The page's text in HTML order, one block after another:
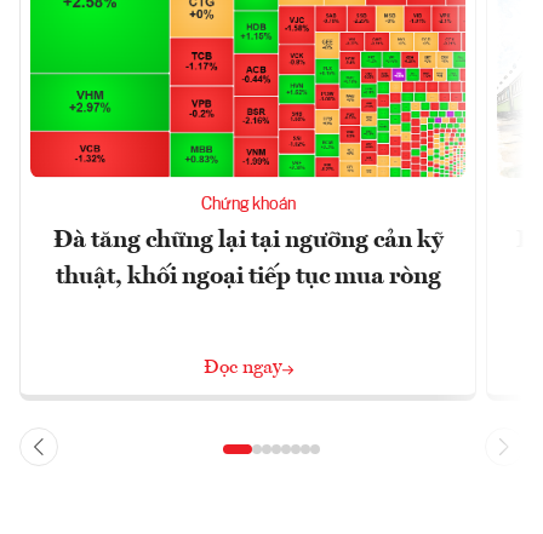
Chứng khoán
Đà tăng chững lại tại ngưỡng cản kỹ
thuật, khối ngoại tiếp tục mua ròng
Đọc ngay